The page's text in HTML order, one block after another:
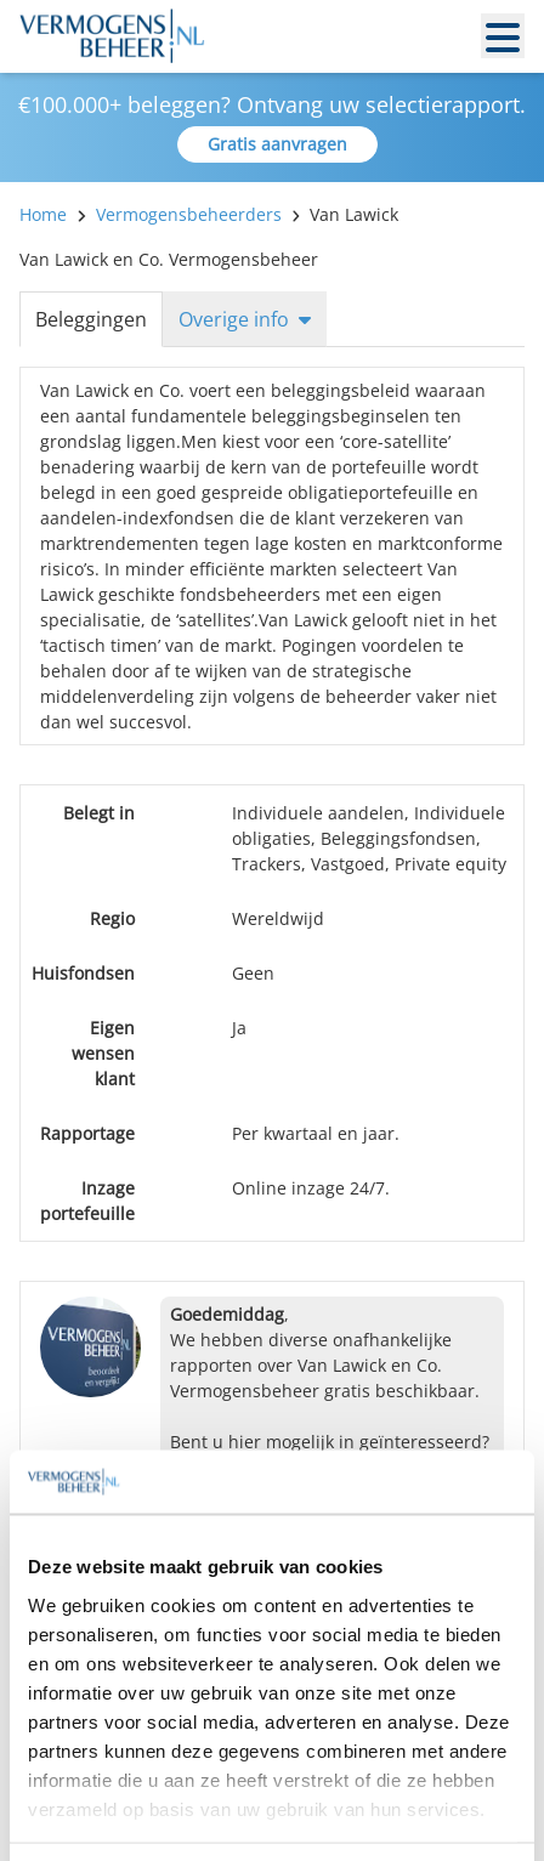
Deze website maakt gebruik van cookies
We gebruiken cookies om content en advertenties te
personaliseren, om functies voor social media te bieden
en om ons websiteverkeer te analyseren. Ook delen we
informatie over uw gebruik van onze site met onze
partners voor social media, adverteren en analyse. Deze
partners kunnen deze gegevens combineren met andere
informatie die u aan ze heeft verstrekt of die ze hebben
verzameld op basis van uw gebruik van hun services.
€100.000+ beleggen? Ontvang uw selectierapport.
Gratis aanvragen
Home Vermogensbeheerders
Van Lawick
Van Lawick en Co. Vermogensbeheer
Beleggingen Overige info
Van Lawick en Co. voert een beleggingsbeleid waaraan
een aantal fundamentele beleggingsbeginselen ten
grondslag liggen.Men kiest voor een ‘core-satellite’
benadering waarbij de kern van de portefeuille wordt
belegd in een goed gespreide obligatieportefeuille en
aandelen-indexfondsen die de klant verzekeren van
marktrendementen tegen lage kosten en marktconforme
risico’s. In minder efficiënte markten selecteert Van
Lawick geschikte fondsbeheerders met een eigen
specialisatie, de ‘satellites’.Van Lawick gelooft niet in het
‘tactisch timen’ van de markt. Pogingen voordelen te
behalen door af te wijken van de strategische
middelenverdeling zijn volgens de beheerder vaker niet
dan wel succesvol.
Belegt in
Individuele aandelen, Individuele
obligaties, Beleggingsfondsen,
Trackers, Vastgoed, Private equity
Regio Wereldwijd
Huisfondsen Geen
Eigen
wensen
klant
Ja
Rapportage Per kwartaal en jaar.
Inzage
portefeuille
Online inzage 24/7.
Goedemiddag,
We hebben diverse onafhankelijke
rapporten over Van Lawick en Co.
Vermogensbeheer gratis beschikbaar.
Bent u hier mogelijk in geïnteresseerd?
Op zoek naar de beste
vermogensbeheerder?
Bent u op zoek naar de voor u beste
vermogensbeheerder?
Vraag dan gratis en geheel vrijblijvend een
SelectieRapport aan. Per e-mail ontvangt u
een selectie van goede vermogensbeheerders die het
beste passen bij uw persoonlijke situatie, wensen en
voorkeuren.